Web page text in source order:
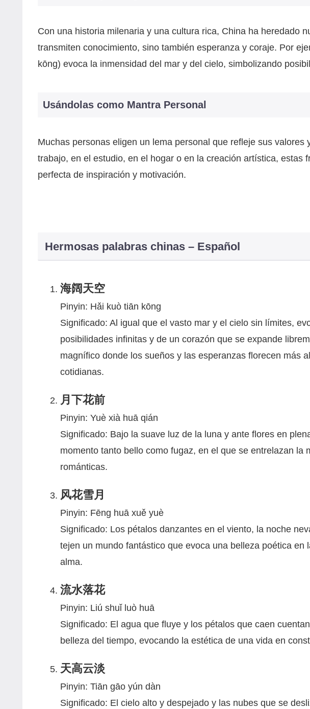
Con una historia milenaria y una cultura rica, China ha heredado
transmiten conocimiento, sino también esperanza y coraje. Por
kōng) evoca la inmensidad del mar y del cielo, simbolizando
Usándolas como Mantra Personal
Muchas personas eligen un lema personal que refleje sus valores
trabajo, en el estudio, en el hogar o en la creación artística, estas
perfecta de inspiración y motivación.
Hermosas palabras chinas – Español
海阔天空
Pinyin: Hǎi kuò tiān kōng
Significado: Al igual que el vasto mar y el cielo sin límites,
posibilidades infinitas y de un corazón que se expande
magnífico donde los sueños y las esperanzas florecen más
cotidianas.
月下花前
Pinyin: Yuè xià huā qián
Significado: Bajo la suave luz de la luna y ante flores en
momento tanto bello como fugaz, en el que se entrelazan la
románticas.
风花雪月
Pinyin: Fēng huā xuě yuè
Significado: Los pétalos danzantes en el viento, la noche
tejen un mundo fantástico que evoca una belleza poética en
alma.
流水落花
Pinyin: Liú shuǐ luò huā
Significado: El agua que fluye y los pétalos que caen
belleza del tiempo, evocando la estética de una vida en
天高云淡
Pinyin: Tiān gāo yún dàn
Significado: El cielo alto y despejado y las nubes que se